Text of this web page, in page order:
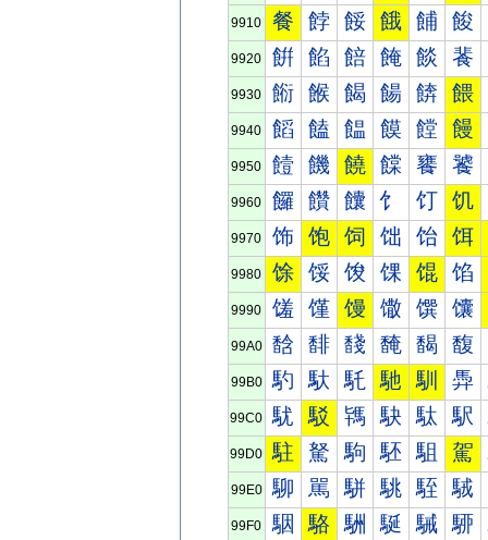
9910 餐 餑 餒 餓 餔 餕
9920 餠 餡 餢 餣 餤 餥
9930 餰 餱 餲 餳 餴 餵
9940 饀 饁 饂 饃 饄 饅
9950 饐 饑 饒 饓 饔 饕
9960 饠 饡 饢 饣 饤 饥
9970 饰 饱 饲 饳 饴 饵
9980 馀 馁 馂 馃 馄 馅
9990 馐 馑 馒 馓 馔 馕
99A0 馠 馡 馢 馣 馤 馥
99B0 馰 馱 馲 馳 馴 馵
99C0 駀 駁 駂 駃 駄 駅
99D0 駐 駑 駒 駓 駔 駕
99E0 駠 駡 駢 駣 駤 駥
99F0 駰 駱 駲 駳 駴 駵